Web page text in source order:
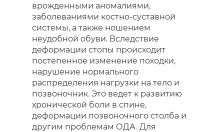
врожденными аномалиями,
заболеваниями костно-суставной
системы, а также ношением
неудобной обуви. Вследствие
деформации стопы происходит
постепенное изменение походки,
нарушение нормального
распределения нагрузки на тело и
позвоночник. Это ведет к развитию
хронической боли в спине,
деформации позвоночного столба и
другим проблемам ОДА. Для